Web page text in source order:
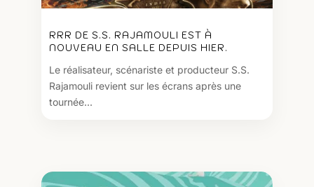
RRR DE S.S. RAJAMOULI EST À
NOUVEAU EN SALLE DEPUIS HIER.
Le réalisateur, scénariste et producteur S.S.
Rajamouli revient sur les écrans après une
tournée...